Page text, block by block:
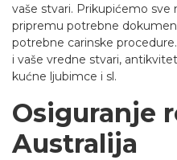
vaše stvari. Prikupićemo
pripremu potrebne
potrebne carinske
i vaše vredne stvari,
kućne ljubimce i sl.
Osiguranje
Australija